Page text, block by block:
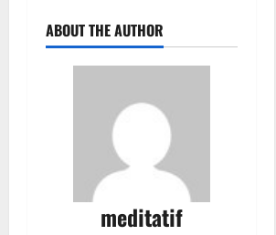
ABOUT THE AUTHOR
meditatif